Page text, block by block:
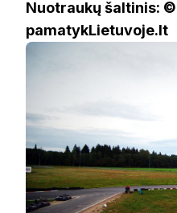
Nuotraukų šaltinis:
pamatykLietuvoje.lt